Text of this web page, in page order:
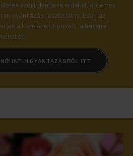
szőrtelenítése érdekel, érdemes
gyantázás részleteit is. Ezen az
a kezelések típusait, a használt
INTIM GYANTÁZÁSRÓL ITT